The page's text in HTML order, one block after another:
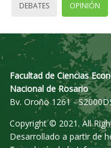
DEBATES OPINIÓN
Facultad de Ciencias
Nacional de Rosario
Bv. Oroño 1261 -
Copyright © 2021. All
Desarrollado a partir de